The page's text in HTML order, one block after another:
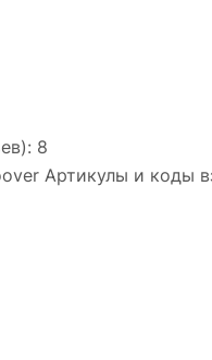
8
Артикулы и коды